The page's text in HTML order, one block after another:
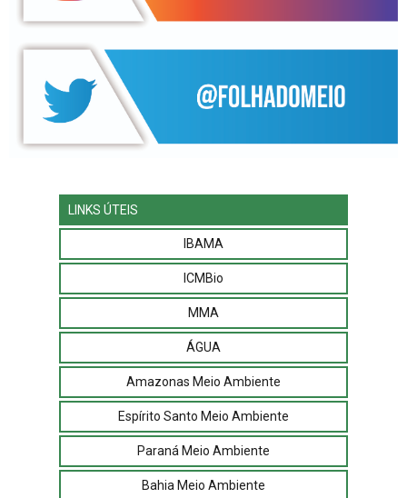
LINKS ÚTEIS
IBAMA
ICMBio
MMA
ÁGUA
Amazonas Meio Ambiente
Espírito Santo Meio Ambiente
Paraná Meio Ambiente
Bahia Meio Ambiente